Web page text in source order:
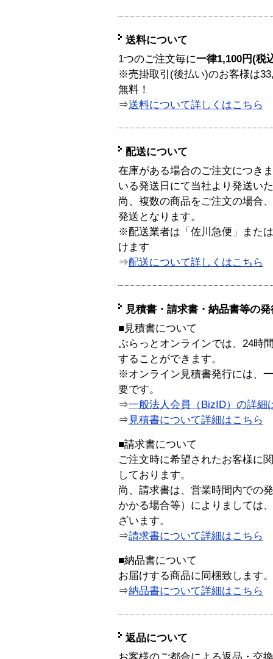
送料について
1つのご注文毎に一律1,100円(税
※売掛取引(後払い)のお客様は
無料！
⇒送料について詳しくはこちら
配送について
在庫がある場合のご注文につき
いる発送日にて当社より発送い
尚、複数の商品をご注文の場合
発送となります。
※配送業者は「佐川急便」また
けます
⇒配送について詳しくはこちら
見積書・請求書・納品書等の
■見積書について
ぷらっとオンラインでは、24時
することができます。
※オンライン見積書発行には、
要です。
⇒一般法人会員（BizID）の詳細
⇒ 見積書について詳細はこちら
■請求書について
ご注文時に希望されたお客様に
しております。
尚、請求書は、営業時間内での
かかる場合等）によりましては
ざいます。
⇒請求書について詳細はこちら
■納品書について
お届けする商品に同梱致します。
⇒納品書について詳細はこちら
返品について